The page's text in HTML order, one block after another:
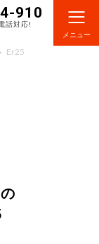
910
話対応!
メニュー
Er25